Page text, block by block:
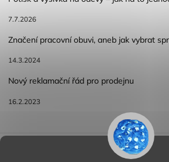
7.7.2026
Značení pracovní obuvi, aneb jak vybrat
14.3.2024
Nový reklamační řád pro prodejnu
16.2.2023
Reklamace a vracení zboží